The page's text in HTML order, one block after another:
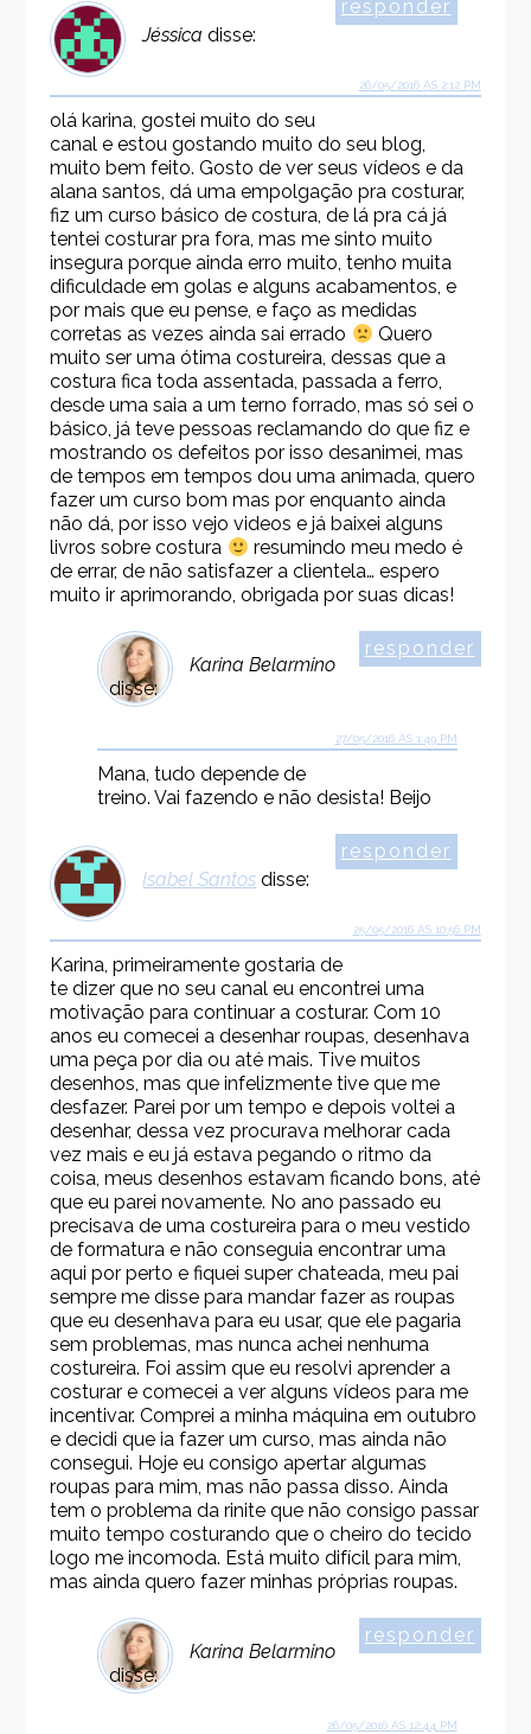
responder
Jéssica disse:
26/05/2016 ÀS 2:12 PM
olá karina, gostei muito do seu
canal e estou gostando muito do seu blog,
muito bem feito. Gosto de ver seus vídeos e da
alana santos, dá uma empolgação pra costurar,
fiz um curso básico de costura, de lá pra cá já
tentei costurar pra fora, mas me sinto muito
insegura porque ainda erro muito, tenho muita
dificuldade em golas e alguns acabamentos, e
por mais que eu pense, e faço as medidas
corretas as vezes ainda sai errado
Quero
muito ser uma ótima costureira, dessas que a
costura fica toda assentada, passada a ferro,
desde uma saia a um terno forrado, mas só sei o
básico, já teve pessoas reclamando do que fiz e
mostrando os defeitos por isso desanimei, mas
de tempos em tempos dou uma animada, quero
fazer um curso bom mas por enquanto ainda
não dá, por isso vejo videos e já baixei alguns
livros sobre costura
resumindo meu medo é
de errar, de não satisfazer a clientela… espero
muito ir aprimorando, obrigada por suas dicas!
responder
Karina Belarmino
disse:
27/05/2016 ÀS 1:49 PM
Mana, tudo depende de
treino. Vai fazendo e não desista! Beijo
responder
Isabel Santos disse:
25/05/2016 ÀS 10:56 PM
Karina, primeiramente gostaria de
te dizer que no seu canal eu encontrei uma
motivação para continuar a costurar. Com 10
anos eu comecei a desenhar roupas, desenhava
uma peça por dia ou até mais. Tive muitos
desenhos, mas que infelizmente tive que me
desfazer. Parei por um tempo e depois voltei a
desenhar, dessa vez procurava melhorar cada
vez mais e eu já estava pegando o ritmo da
coisa, meus desenhos estavam ficando bons, até
que eu parei novamente. No ano passado eu
precisava de uma costureira para o meu vestido
de formatura e não conseguia encontrar uma
aqui por perto e fiquei super chateada, meu pai
sempre me disse para mandar fazer as roupas
que eu desenhava para eu usar, que ele pagaria
sem problemas, mas nunca achei nenhuma
costureira. Foi assim que eu resolvi aprender a
costurar e comecei a ver alguns vídeos para me
incentivar. Comprei a minha máquina em outubro
e decidi que ia fazer um curso, mas ainda não
consegui. Hoje eu consigo apertar algumas
roupas para mim, mas não passa disso. Ainda
tem o problema da rinite que não consigo passar
muito tempo costurando que o cheiro do tecido
logo me incomoda. Está muito difícil para mim,
mas ainda quero fazer minhas próprias roupas.
responder
Karina Belarmino
disse:
26/05/2016 ÀS 12:44 PM